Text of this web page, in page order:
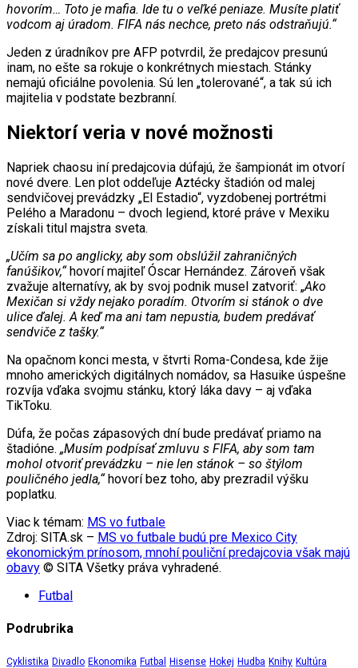
hovorím… Toto je mafia. Ide tu o veľké peniaze. Musíte platiť
vodcom aj úradom. FIFA nás nechce, preto nás odstraňujú.“
Jeden z úradníkov pre AFP potvrdil, že predajcov presunú
inam, no ešte sa rokuje o konkrétnych miestach. Stánky
nemajú oficiálne povolenia. Sú len „tolerované“, a tak sú ich
majitelia v podstate bezbranní.
Niektorí veria v nové možnosti
Napriek chaosu iní predajcovia dúfajú, že šampionát im otvorí
nové dvere. Len plot oddeľuje Aztécky štadión od malej
sendvičovej prevádzky „El Estadio“, vyzdobenej portrétmi
Pelého a Maradonu – dvoch legiend, ktoré práve v Mexiku
získali titul majstra sveta.
„Učím sa po anglicky, aby som obslúžil zahraničných
fanúšikov,“ hovorí majiteľ Óscar Hernández. Zároveň však
zvažuje alternatívy, ak by svoj podnik musel zatvoriť: „Ako
Mexičan si vždy nejako poradím. Otvorím si stánok o dve
ulice ďalej. A keď ma ani tam nepustia, budem predávať
sendviče z tašky.“
Na opačnom konci mesta, v štvrti Roma-Condesa, kde žije
mnoho amerických digitálnych nomádov, sa Hasuike úspešne
rozvíja vďaka svojmu stánku, ktorý láka davy – aj vďaka
TikToku.
Dúfa, že počas zápasových dní bude predávať priamo na
štadióne. „Musím podpísať zmluvu s FIFA, aby som tam
mohol otvoriť prevádzku – nie len stánok – so štýlom
pouličného jedla,“ hovorí bez toho, aby prezradil výšku
poplatku.
Viac k témam: MS vo futbale
Zdroj: SITA.sk – MS vo futbale budú pre Mexico City
ekonomickým prínosom, mnohí pouliční predajcovia však majú
obavy © SITA Všetky práva vyhradené.
Futbal
Podrubrika
Cyklistika Divadlo Ekonomika Futbal Hisense Hokej Hudba Knihy Kultúra